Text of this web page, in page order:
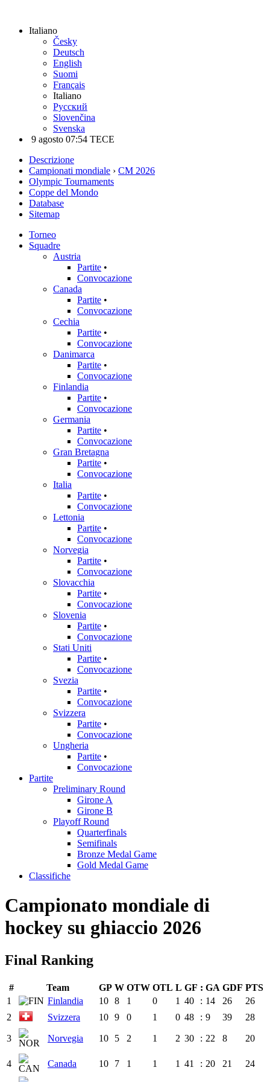
Italiano
Česky
Deutsch
English
Suomi
Français
Italiano
Русский
Slovenčina
Svenska
9 agosto 07:54 TECE
Descrizione
Campionati mondiale › CM 2026
Olympic Tournaments
Coppe del Mondo
Database
Sitemap
Torneo
Squadre
Austria
Partite •
Convocazione
Canada
Partite •
Convocazione
Cechia
Partite •
Convocazione
Danimarca
Partite •
Convocazione
Finlandia
Partite •
Convocazione
Germania
Partite •
Convocazione
Gran Bretagna
Partite •
Convocazione
Italia
Partite •
Convocazione
Lettonia
Partite •
Convocazione
Norvegia
Partite •
Convocazione
Slovacchia
Partite •
Convocazione
Slovenia
Partite •
Convocazione
Stati Uniti
Partite •
Convocazione
Svezia
Partite •
Convocazione
Svizzera
Partite •
Convocazione
Ungheria
Partite •
Convocazione
Partite
Preliminary Round
Girone A
Girone B
Playoff Round
Quarterfinals
Semifinals
Bronze Medal Game
Gold Medal Game
Classifiche
Campionato mondiale di
hockey su ghiaccio 2026
Final Ranking
# Team GP W OTW OTL L GF : GA GDF PTS
1
Finlandia 10 8 1 0 1 40 : 14 26
26
2
Svizzera 10 9 0 1 0 48 : 9 39 28
3 Norvegia 10 5 2 1 2 30 : 22 8 20
4 Canada 10 7 1 1 1 41 : 20 21 24